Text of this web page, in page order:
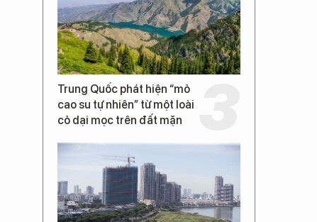
Trung Quốc phát hiện “mỏ
cao su tự nhiên” từ một loài
cỏ dại mọc trên đất mặn